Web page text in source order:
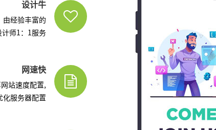
设计牛
由经验丰富的
计师1：1服务
网速快
站速度配置,
化服务器配置